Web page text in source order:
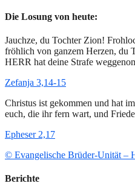
Die Losung von heute:
Jauchze, du Tochter Zion!
fröhlich von ganzem Herzen, du
HERR hat deine Strafe
Zefanja 3,14-15
Christus ist gekommen und hat
euch, die ihr fern wart, und
Epheser 2,17
© Evangelische Brüder-Unität –
Berichte